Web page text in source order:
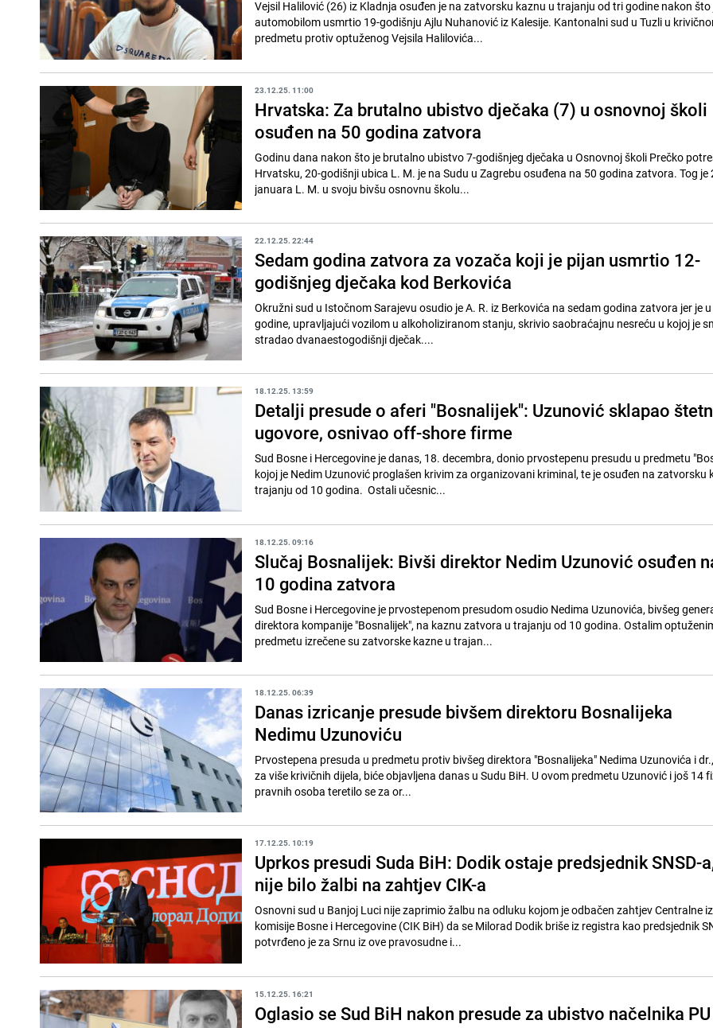
Vejsil Halilović (26) iz Kladnja osuđen je na zatvorsku kaznu u trajanju od tri godine nakon što
automobilom usmrtio 19-godišnju Ajlu Nuhanović iz Kalesije. Kantonalni sud u Tuzli u
predmetu protiv optuženog Vejsila Halilovića...
23.12.25. 11:00
Hrvatska: Za brutalno ubistvo dječaka (7) u osnovnoj školi
osuđen na 50 godina zatvora
Godinu dana nakon što je brutalno ubistvo 7-godišnjeg dječaka u Osnovnoj školi Prečko
Hrvatsku, 20-godišnji ubica L. M. je na Sudu u Zagrebu osuđena na 50 godina zatvora. Tog je
januara L. M. u svoju bivšu osnovnu školu...
22.12.25. 22:44
Sedam godina zatvora za vozača koji je pijan usmrtio 12-
godišnjeg dječaka kod Berkovića
Okružni sud u Istočnom Sarajevu osudio je A. R. iz Berkovića na sedam godina zatvora jer je
godine, upravljajući vozilom u alkoholiziranom stanju, skrivio saobraćajnu nesreću u kojoj je
stradao dvanaestogodišnji dječak....
18.12.25. 13:59
Detalji presude o aferi "Bosnalijek": Uzunović sklapao
ugovore, osnivao off-shore firme
Sud Bosne i Hercegovine je danas, 18. decembra, donio prvostepenu presudu u predmetu
kojoj je Nedim Uzunović proglašen krivim za organizovani kriminal, te je osuđen na zatvorsku
trajanju od 10 godina. Ostali učesnic...
18.12.25. 09:16
Slučaj Bosnalijek: Bivši direktor Nedim Uzunović osuđen
10 godina zatvora
Sud Bosne i Hercegovine je prvostepenom presudom osudio Nedima Uzunovića, bivšeg
direktora kompanije "Bosnalijek", na kaznu zatvora u trajanju od 10 godina. Ostalim
predmetu izrečene su zatvorske kazne u trajan...
18.12.25. 06:39
Danas izricanje presude bivšem direktoru Bosnalijeka
Nedimu Uzunoviću
Prvostepena presuda u predmetu protiv bivšeg direktora "Bosnalijeka" Nedima Uzunovića i
za više krivičnih dijela, biće objavljena danas u Sudu BiH. U ovom predmetu Uzunović i još 14
pravnih osoba teretilo se za or...
17.12.25. 10:19
Uprkos presudi Suda BiH: Dodik ostaje predsjednik SNSD-
nije bilo žalbi na zahtjev CIK-a
Osnovni sud u Banjoj Luci nije zaprimio žalbu na odluku kojom je odbačen zahtjev Centralne
komisije Bosne i Hercegovine (CIK BiH) da se Milorad Dodik briše iz registra kao predsjednik
potvrđeno je za Srnu iz ove pravosudne i...
15.12.25. 16:21
Oglasio se Sud BiH nakon presude za ubistvo načelnika PU